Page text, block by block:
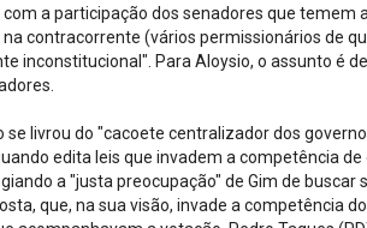
a participação dos senadores que temem
contracorrente (vários permissionários de
inconstitucional". Para Aloysio, o assunto é
livrou do "cacoete centralizador dos
edita leis que invadem a competência
a "justa preocupação" de Gim de buscar
que, na sua visão, invade a competência